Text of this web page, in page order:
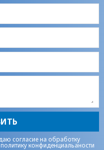
согласие на обработку
политику конфиденциальаности